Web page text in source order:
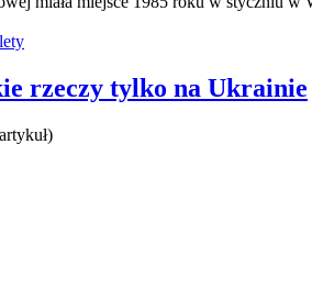
rzeczy tylko na Ukrainie